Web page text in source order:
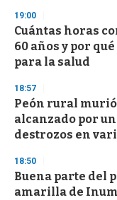
s
e
c
o
n
d
s
19:00
Cuántas horas
60 años y por
para la salud
18:57
Peón rural
alcanzado por
destrozos en
18:50
Buena parte del
amarilla de